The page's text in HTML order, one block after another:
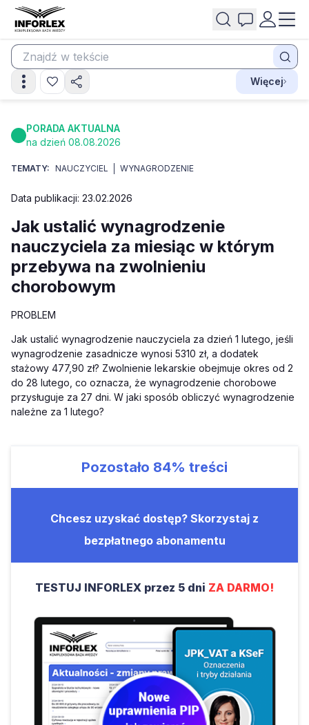
Więcej
PORADA AKTUALNA
na dzień 08.08.2026
TEMATY: NAUCZYCIEL WYNAGRODZENIE
Data publikacji: 23.02.2026
Jak ustalić wynagrodzenie
nauczyciela za miesiąc w którym
przebywa na zwolnieniu
chorobowym
PROBLEM
Jak ustalić wynagrodzenie nauczyciela za dzień 1 lutego, jeśli
wynagrodzenie zasadnicze wynosi 5310 zł, a dodatek
stażowy 477,90 zł? Zwolnienie lekarskie obejmuje okres od 2
do 28 lutego, co oznacza, że wynagrodzenie chorobowe
przysługuje za 27 dni. W jaki sposób obliczyć wynagrodzenie
należne za 1 lutego?
Pozostało 84% treści
Chcesz uzyskać dostęp? Skorzystaj z
bezpłatnego abonamentu
TESTUJ INFORLEX przez 5 dni ZA DARMO!